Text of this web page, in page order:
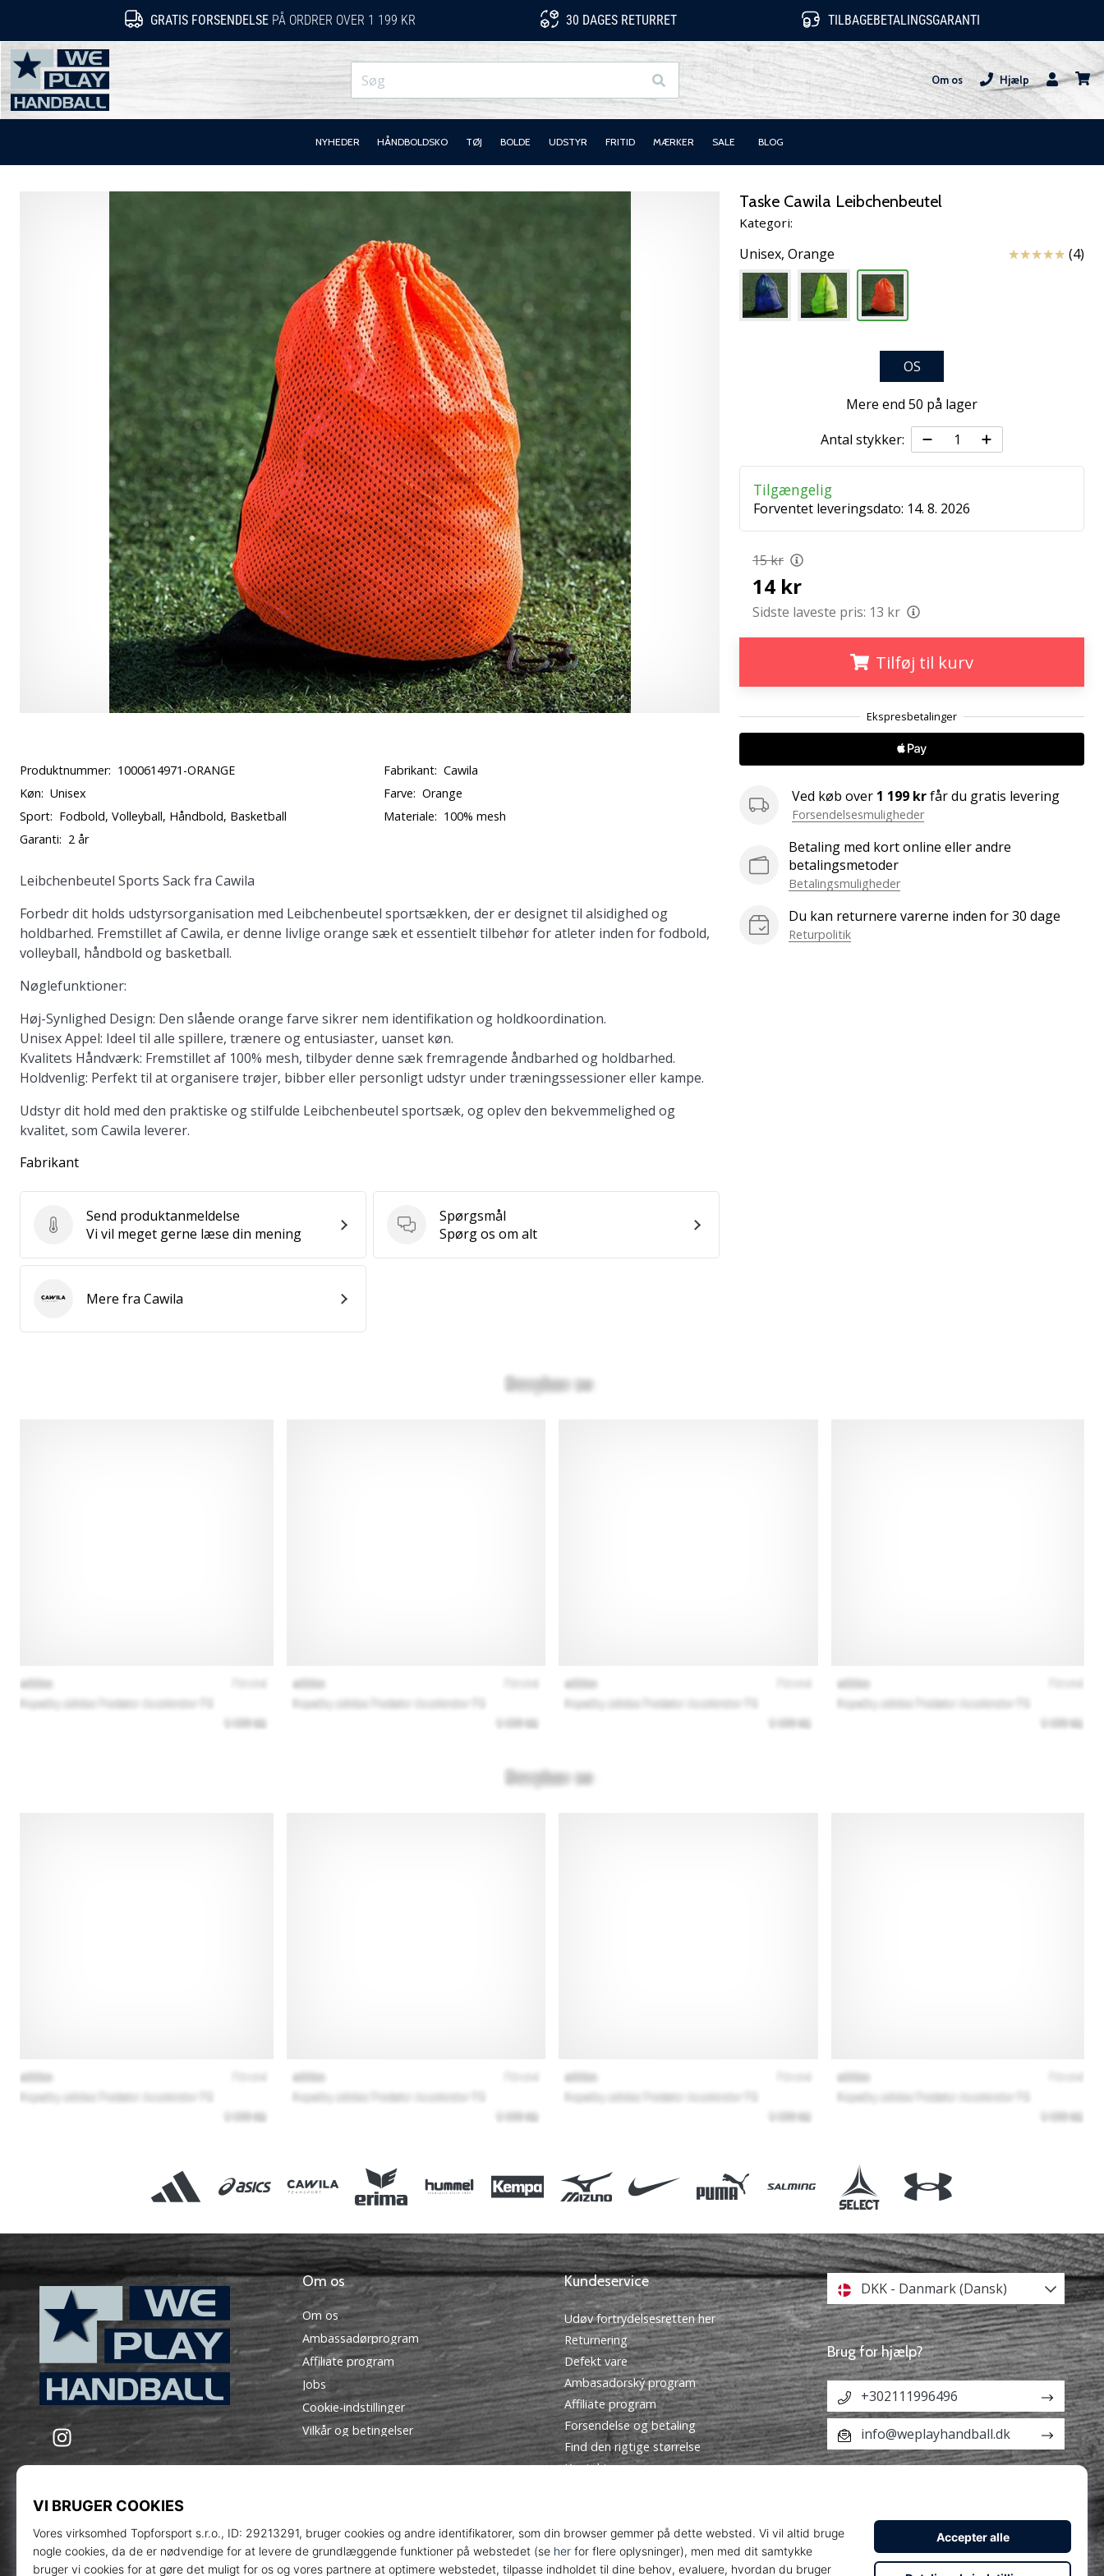
GRATIS FORSENDELSE PÅ ORDRER OVER 1 199 KR 30 DAGES RETURRET TILBAGEBETALINGSGARANTI
WePlayHandball.dk
Om os
Hjælp
Bruger
NYHEDER HÅNDBOLDSKO TØJ BOLDE UDSTYR FRITID MÆRKER SALE BLOG
Taske Cawila Leibchenbeutel
Kategori:
Unisex, Orange Anmeldelser
(4)
OS
Mere end 50 på lager
Antal stykker:
Tilgængelig
Forventet leveringsdato: 14. 8. 2026
15 kr
14 kr
Sidste laveste pris: 13 kr
Tilføj til kurv
Ved køb over 1 199 krfår du gratis levering
Forsendelsesmuligheder
Betaling med kort online eller andre
betalingsmetoder
Betalingsmuligheder
Du kan returnere varerne inden for 30 dage
Returpolitik
Produktnummer: 1000614971-ORANGE Fabrikant: Cawila
Køn: Unisex Farve: Orange
Sport: Fodbold, Volleyball, Håndbold, Basketball Materiale: 100% mesh
Garanti: 2 år
Leibchenbeutel Sports Sack fra Cawila
Forbedr dit holds udstyrsorganisation med Leibchenbeutel sportsækken, der er designet til alsidighed og
holdbarhed. Fremstillet af Cawila, er denne livlige orange sæk et essentielt tilbehør for atleter inden for fodbold,
volleyball, håndbold og basketball.
Nøglefunktioner:
Høj-Synlighed Design: Den slående orange farve sikrer nem identifikation og holdkoordination.
Unisex Appel: Ideel til alle spillere, trænere og entusiaster, uanset køn.
Kvalitets Håndværk: Fremstillet af 100% mesh, tilbyder denne sæk fremragende åndbarhed og holdbarhed.
Holdvenlig: Perfekt til at organisere trøjer, bibber eller personligt udstyr under træningssessioner eller kampe.
Udstyr dit hold med den praktiske og stilfulde Leibchenbeutel sportsæk, og oplev den bekvemmelighed og
kvalitet, som Cawila leverer.
Fabrikant
Send produktanmeldelse
Send produktanmeldelse
Vi vil meget gerne læse din mening
Spørgsmål
Spørgsmål
Spørg os om alt
CawilaMere fra Cawila
WePlayHandball.dk
Instagram
Om os
Om os
Ambassadørprogram
Affiliate program
Jobs
Cookie-indstillinger
Vilkår og betingelser
Kundeservice
Udøv fortrydelsesretten her
Returnering
Defekt vare
Ambasadorský program
Affiliate program
Forsendelse og betaling
Find den rigtige størrelse
Kontakt
DKK - Danmark (Dansk)
Brug for hjælp?
+302111996496
info@weplayhandball.dk